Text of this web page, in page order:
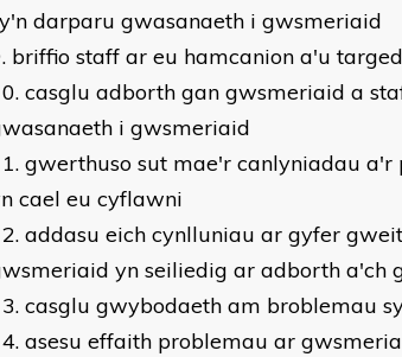
darparu gwasanaeth i gwsmeriaid
briffio staff ar eu hamcanion a'u
casglu adborth gan gwsmeriaid a
i gwsmeriaid
gwerthuso sut mae'r canlyniadau a'r
cael eu cyflawni
addasu eich cynlluniau ar gyfer
yn seiliedig ar adborth a'ch
casglu gwybodaeth am broblemau
asesu effaith problemau ar